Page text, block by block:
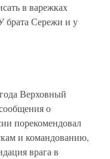
в варежках
брата Сережи и у
Верховный
о
порекомендовал
и командованию,
врага в